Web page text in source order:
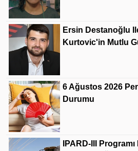
Ersin Destanoğlu
Kurtovic'in Mutlu
6 Ağustos 2026
Durumu
IPARD-III